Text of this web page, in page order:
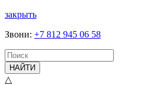
закрыть
Звони: +7 812 945 06 58
НАЙТИ
△